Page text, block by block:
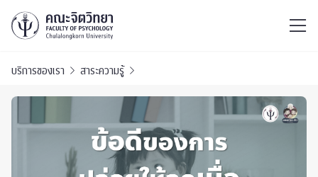
บริการของเรา สาระความรู้